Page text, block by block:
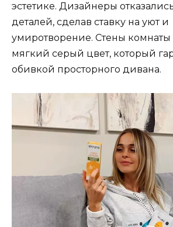
эстетике. Дизайнеры
деталей, сделав ставку на уют и
умиротворение. Стены
мягкий серый цвет, который
обивкой просторного дивана.